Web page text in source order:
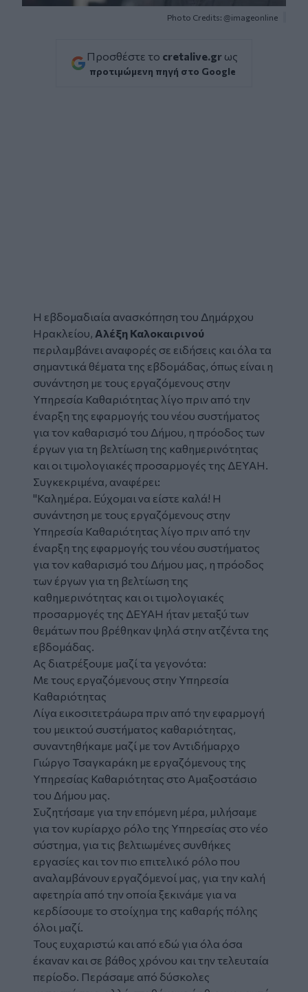
Photo Credits: @imageonline
Προσθέστε το cretalive.gr ως
προτιμώμενη πηγή στο Google
Η εβδομαδιαία ανασκόπηση του Δημάρχου
Ηρακλείου, Αλέξη Καλοκαιρινού
περιλαμβάνει αναφορές σε ειδήσεις και όλα τα
σημαντικά θέματα της εβδομάδας, όπως είναι η
συνάντηση με τους εργαζόμενους στην
Υπηρεσία Καθαριότητας λίγο πριν από την
έναρξη της εφαρμογής του νέου συστήματος
για τον καθαρισμό του Δήμου, η πρόοδος των
έργων για τη βελτίωση της καθημερινότητας
και οι τιμολογιακές προσαρμογές της ΔΕΥΑΗ.
Συγκεκριμένα, αναφέρει:
"Καλημέρα. Εύχομαι να είστε καλά! Η
συνάντηση με τους εργαζόμενους στην
Υπηρεσία Καθαριότητας λίγο πριν από την
έναρξη της εφαρμογής του νέου συστήματος
για τον καθαρισμό του Δήμου μας, η πρόοδος
των έργων για τη βελτίωση της
καθημερινότητας και οι τιμολογιακές
προσαρμογές της ΔΕΥΑΗ ήταν μεταξύ των
θεμάτων που βρέθηκαν ψηλά στην ατζέντα της
εβδομάδας.
Ας διατρέξουμε μαζί τα γεγονότα:
Με τους εργαζόμενους στην Υπηρεσία
Καθαριότητας
Λίγα εικοσιτετράωρα πριν από την εφαρμογή
του μεικτού συστήματος καθαριότητας,
συναντηθήκαμε μαζί με τον Αντιδήμαρχο
Γιώργο Τσαγκαράκη με εργαζόμενους της
Υπηρεσίας Καθαριότητας στο Αμαξοστάσιο
του Δήμου μας.
Συζητήσαμε για την επόμενη μέρα, μιλήσαμε
για τον κυρίαρχο ρόλο της Υπηρεσίας στο νέο
σύστημα, για τις βελτιωμένες συνθήκες
εργασίες και τον πιο επιτελικό ρόλο που
αναλαμβάνουν εργαζόμενοί μας, για την καλή
αφετηρία από την οποία ξεκινάμε για να
κερδίσουμε το στοίχημα της καθαρής πόλης
όλοι μαζί.
Τους ευχαριστώ και από εδώ για όλα όσα
έκαναν και σε βάθος χρόνου και την τελευταία
περίοδο. Περάσαμε από δύσκολες